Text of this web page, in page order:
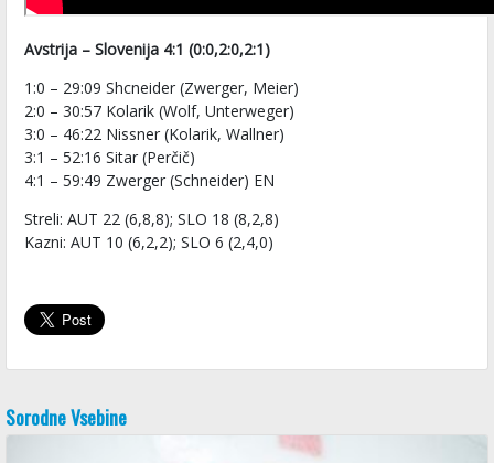
Avstrija – Slovenija 4:1 (0:0,2:0,2:1)
1:0 – 29:09 Shcneider (Zwerger, Meier)
2:0 – 30:57 Kolarik (Wolf, Unterweger)
3:0 – 46:22 Nissner (Kolarik, Wallner)
3:1 – 52:16 Sitar (Perčič)
4:1 – 59:49 Zwerger (Schneider) EN
Streli: AUT 22 (6,8,8); SLO 18 (8,2,8)
Kazni: AUT 10 (6,2,2); SLO 6 (2,4,0)
Sorodne Vsebine